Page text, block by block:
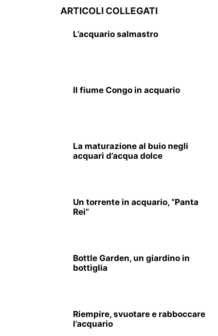
ARTICOLI COLLEGATI
L’acquario salmastro
Il fiume Congo in acquario
La maturazione al buio negli
acquari d’acqua dolce
Un torrente in acquario, “Panta
Rei”
Bottle Garden, un giardino in
bottiglia
Riempire, svuotare e rabboccare
l’acquario